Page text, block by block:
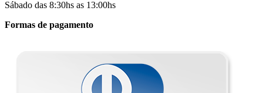
Sábado das 8:30hs as 13:00hs
Formas de pagamento